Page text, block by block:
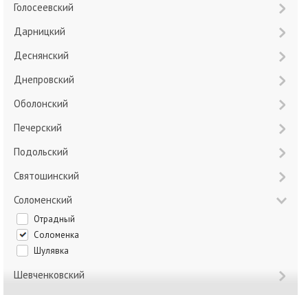
Голосеевский
Дарницкий
Деснянский
Днепровский
Оболонский
Печерский
Подольский
Святошинский
Соломенский
Отрадный
Соломенка
Шулявка
Шевченковский